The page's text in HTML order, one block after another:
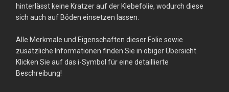
hinterlässt keine Kratzer auf der Klebefolie, wodurch diese
sich auch auf Böden einsetzen lassen.
Alle Merkmale und Eigenschaften dieser Folie sowie
zusätzliche Informationen finden Sie in obiger Übersicht.
Klicken Sie auf das i-Symbol für eine detaillierte
Beschreibung!